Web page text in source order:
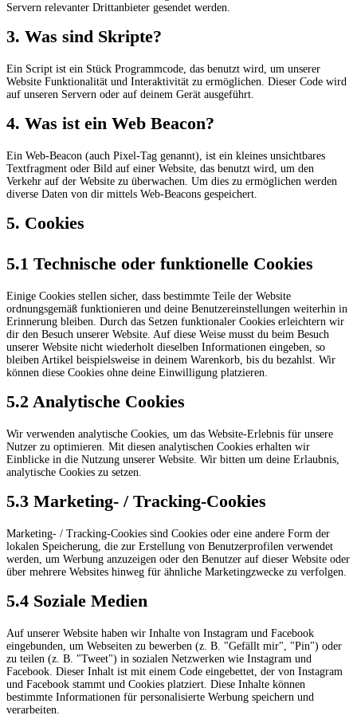
Servern relevanter Drittanbieter gesendet werden.
3. Was sind Skripte?
Ein Script ist ein Stück Programmcode, das benutzt wird, um unserer
Website Funktionalität und Interaktivität zu ermöglichen. Dieser Code wird
auf unseren Servern oder auf deinem Gerät ausgeführt.
4. Was ist ein Web Beacon?
Ein Web-Beacon (auch Pixel-Tag genannt), ist ein kleines unsichtbares
Textfragment oder Bild auf einer Website, das benutzt wird, um den
Verkehr auf der Website zu überwachen. Um dies zu ermöglichen werden
diverse Daten von dir mittels Web-Beacons gespeichert.
5. Cookies
5.1 Technische oder funktionelle Cookies
Einige Cookies stellen sicher, dass bestimmte Teile der Website
ordnungsgemäß funktionieren und deine Benutzereinstellungen weiterhin in
Erinnerung bleiben. Durch das Setzen funktionaler Cookies erleichtern wir
dir den Besuch unserer Website. Auf diese Weise musst du beim Besuch
unserer Website nicht wiederholt dieselben Informationen eingeben, so
bleiben Artikel beispielsweise in deinem Warenkorb, bis du bezahlst. Wir
können diese Cookies ohne deine Einwilligung platzieren.
5.2 Analytische Cookies
Wir verwenden analytische Cookies, um das Website-Erlebnis für unsere
Nutzer zu optimieren. Mit diesen analytischen Cookies erhalten wir
Einblicke in die Nutzung unserer Website. Wir bitten um deine Erlaubnis,
analytische Cookies zu setzen.
5.3 Marketing- / Tracking-Cookies
Marketing- / Tracking-Cookies sind Cookies oder eine andere Form der
lokalen Speicherung, die zur Erstellung von Benutzerprofilen verwendet
werden, um Werbung anzuzeigen oder den Benutzer auf dieser Website oder
über mehrere Websites hinweg für ähnliche Marketingzwecke zu verfolgen.
5.4 Soziale Medien
Auf unserer Website haben wir Inhalte von Instagram und Facebook
eingebunden, um Webseiten zu bewerben (z. B. "Gefällt mir", "Pin") oder
zu teilen (z. B. "Tweet") in sozialen Netzwerken wie Instagram und
Facebook. Dieser Inhalt ist mit einem Code eingebettet, der von Instagram
und Facebook stammt und Cookies platziert. Diese Inhalte können
bestimmte Informationen für personalisierte Werbung speichern und
verarbeiten.